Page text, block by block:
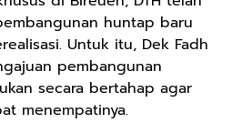
huntap baru
Untuk itu, Dek Fadh
pembangunan
secara bertahap agar
menempatinya.